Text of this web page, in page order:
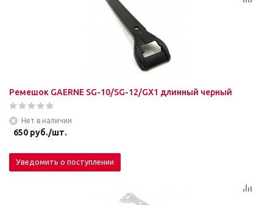
Ремешок GAERNE SG-10/SG-12/GX1 длинный черный
Нет в наличии
650 руб./шт.
Уведомить о поступлении